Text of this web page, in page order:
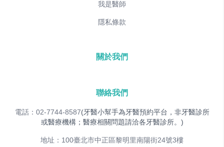
我是醫師
隱私條款
關於我們
聯絡我們
電話：02-7744-8587(牙醫小幫手為牙醫預約平台，非牙醫診所
或醫療機構；醫療相關問題請洽各牙醫診所。)
地址：100臺北市中正區黎明里南陽街24號3樓